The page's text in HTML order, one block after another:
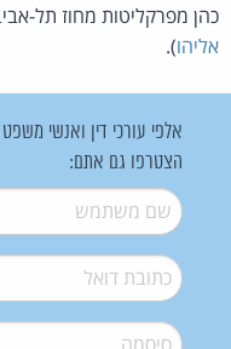
כהן מפרקליטות מחוז תל-
אליהו).
אלפי עורכי דין ואנשי
הצטרפו גם אתם:
שם משתמש*
דואל*
סיסמה*